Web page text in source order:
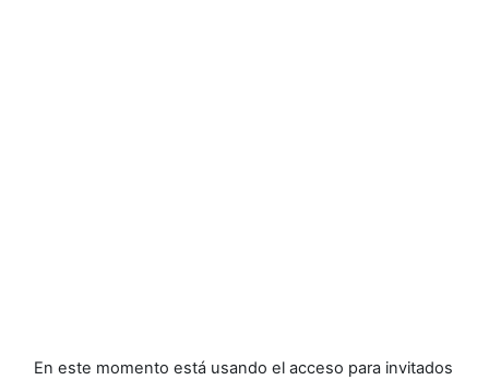
En este momento está usando el acceso para invitados